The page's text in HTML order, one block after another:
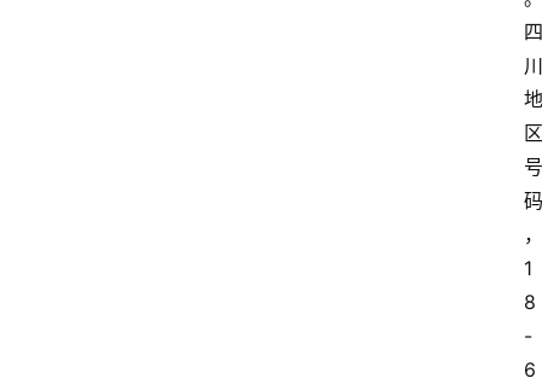
四
川
地
区
号
码
，
1
8
-
6